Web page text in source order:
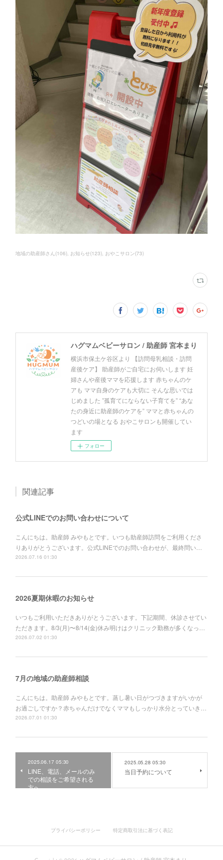
地域の助産師さん(106) お知らせ(123) おやこサロン(73)
ハグマムベビーサロン / 助産師 宮本まり
横浜市保土ケ谷区より 【訪問母乳相談・訪問
産後ケア】 助産師がご自宅にお伺いします 妊
婦さんや産後ママを応援します 赤ちゃんのケ
アも ママ自身のケアも大切に そんな思いでは
じめました ”孤育てにならない子育てを” “あな
たの身近に助産師のケアを” ママと赤ちゃんの
つどいの場となる おやこサロンも開催してい
ます
フォロー
関連記事
公式LINEでのお問い合わせについて
こんにちは。助産師 みやもとです。いつも助産師訪問をご利用くださ
りありがとうございます。公式LINEでのお問い合わせが、最終問い…
2026.07.16 01:30
2026夏期休暇のお知らせ
いつもご利用いただきありがとうございます。下記期間、休診させてい
ただきます。8/3(月)〜8/14(金)休み明けはクリニック勤務が多くなっ…
2026.07.02 01:30
7月の地域の助産師相談
こんにちは。助産師 みやもとです。蒸し暑い日がつづきますがいかが
お過ごしですか？赤ちゃんだけでなくママもしっかり水分とっていき…
2026.07.01 01:30
2025.06.17 05:30
LINE、電話、メールのみ
での相談をご希望される
方へ
2025.05.28 05:30
当日予約について
プライバシーポリシー 特定商取引法に基づく表記